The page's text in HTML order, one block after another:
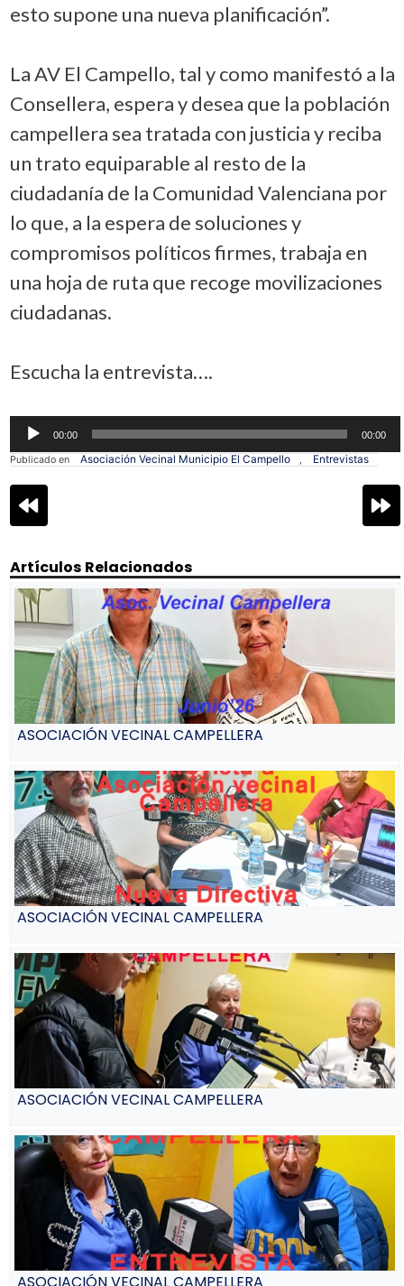
esto supone una nueva planificación”.
La AV El Campello, tal y como manifestó a la
Consellera, espera y desea que la población
campellera sea tratada con justicia y reciba
un trato equiparable al resto de la
ciudadanía de la Comunidad Valenciana por
lo que, a la espera de soluciones y
compromisos políticos firmes, trabaja en
una hoja de ruta que recoge movilizaciones
ciudadanas.
Escucha la entrevista….
audio
00:00 00:00
Publicado en Asociación Vecinal Municipio El Campello , Entrevistas
Navegación
de
Artículos Relacionados
ASOCIACIÓN VECINAL CAMPELLERA
ASOCIACIÓN VECINAL CAMPELLERA
ASOCIACIÓN VECINAL CAMPELLERA